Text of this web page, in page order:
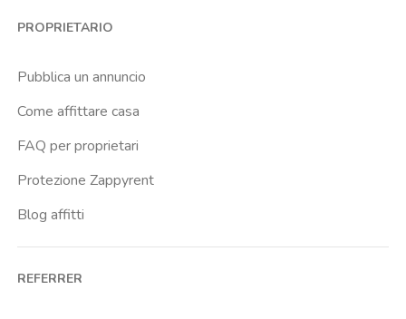
PROPRIETARIO
Pubblica un annuncio
Come affittare casa
FAQ per proprietari
Protezione Zappyrent
Blog affitti
REFERRER